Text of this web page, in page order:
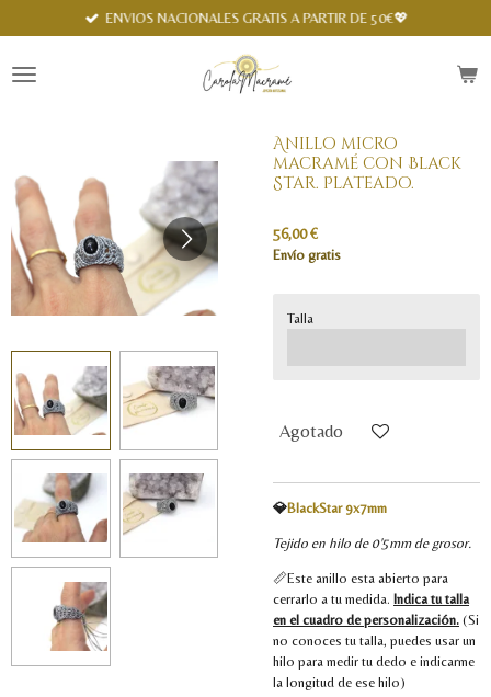
al
principal
ENVIOS NACIONALES GRATIS A PARTIR DE 50€💖
Anillo micro
macramé con Black
Star. Plateado.
56,00 €
Envío gratis
Talla
Agotado
💎BlackStar 9x7mm
Tejido en hilo de 0'5mm de grosor.
📏Este anillo esta abierto para
cerrarlo a tu medida. Indica tu talla
en el cuadro de personalización. (Si
no conoces tu talla, puedes usar un
hilo para medir tu dedo e indicarme
la longitud de ese hilo)
Spanish